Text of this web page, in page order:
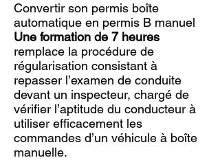
Convertir son permis boîte
automatique en permis B manuel
Une formation de 7 heures
remplace la procédure de
régularisation consistant à
repasser l’examen de conduite
devant un inspecteur, chargé de
vérifier l’aptitude du conducteur à
utiliser efficacement les
commandes d’un véhicule à boîte
manuelle.